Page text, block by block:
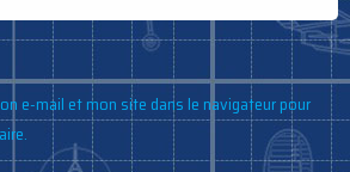
e-mail et mon site dans le navigateur pour